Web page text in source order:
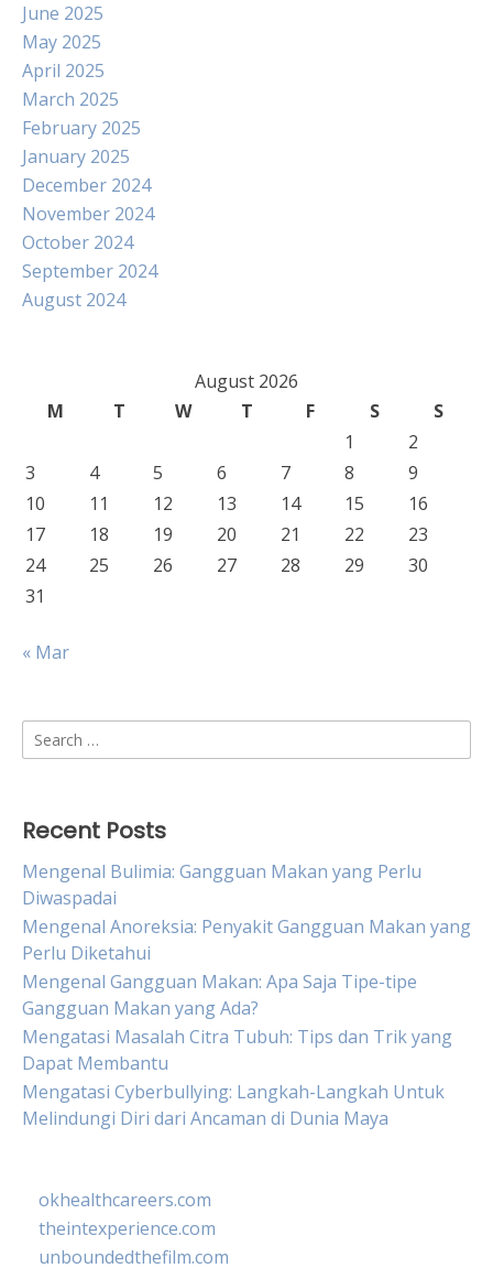
June 2025
May 2025
April 2025
March 2025
February 2025
January 2025
December 2024
November 2024
October 2024
September 2024
August 2024
August 2026
M
T W T F S
S
1
2
3
4 5 6 7 8
9
10
11 12 13 14 15
16
17
18 19 20 21 22
23
24
25 26 27 28 29
30
31
« Mar
Search
for:
Recent Posts
Mengenal Bulimia: Gangguan Makan yang Perlu
Diwaspadai
Mengenal Anoreksia: Penyakit Gangguan Makan yang
Perlu Diketahui
Mengenal Gangguan Makan: Apa Saja Tipe-tipe
Gangguan Makan yang Ada?
Mengatasi Masalah Citra Tubuh: Tips dan Trik yang
Dapat Membantu
Mengatasi Cyberbullying: Langkah-Langkah Untuk
Melindungi Diri dari Ancaman di Dunia Maya
okhealthcareers.com
theintexperience.com
unboundedthefilm.com